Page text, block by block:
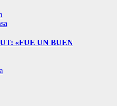
«FUE UN BUEN